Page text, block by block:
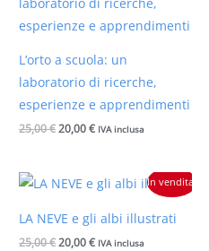
L’orto a scuola: un
laboratorio di ricerche,
esperienze e apprendimenti
25,00€
originale
25,00 €.
20,00€
attuale
20,00 €.
IVA inclusa
In vendita!
LA NEVE e gli albi illustrati
25,00€
Il
prezzo
era:
25,00 €.
20,00€
Il
prezzo
è:
20,00 €.
IVA inclusa